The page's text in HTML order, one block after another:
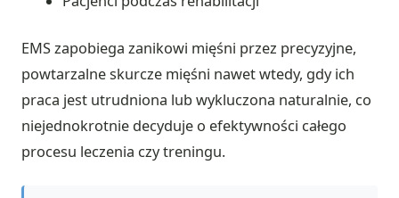
EMS zapobiega zanikowi mięśni przez precyzyjne,
powtarzalne skurcze mięśni nawet wtedy, gdy ich
praca jest utrudniona lub wykluczona naturalnie, co
niejednokrotnie decyduje o efektywności całego
procesu leczenia czy treningu.